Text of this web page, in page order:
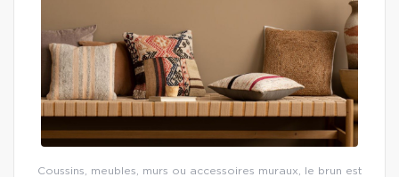
Coussins, meubles, murs ou accessoires muraux, le brun est